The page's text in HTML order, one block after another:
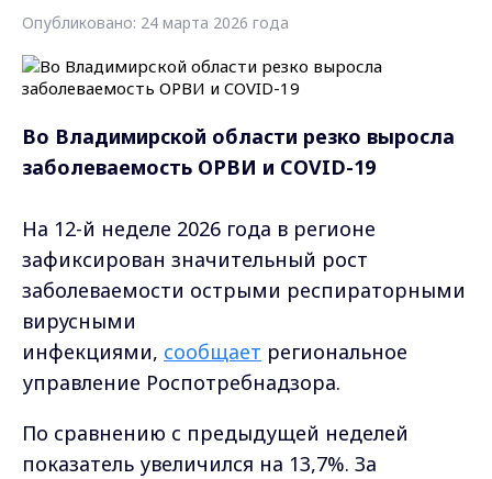
Опубликовано: 24 марта 2026 года
Во Владимирской области резко выросла
заболеваемость ОРВИ и COVID-19
На 12-й неделе 2026 года в регионе
зафиксирован значительный рост
заболеваемости острыми респираторными
вирусными
инфекциями, сообщает региональное
управление Роспотребнадзора.
По сравнению с предыдущей неделей
показатель увеличился на 13,7%. За